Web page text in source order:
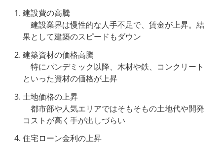
建設費の高騰
建設業界は慢性的な人手不足で、賃金が上昇。結
果として建築のスピードもダウン
建築資材の価格高騰
特にパンデミック以降、木材や鉄、コンクリート
といった資材の価格が上昇
土地価格の上昇
都市部や人気エリアではそもそもの土地代や開発
コストが高く手が出しづらい
住宅ローン金利の上昇